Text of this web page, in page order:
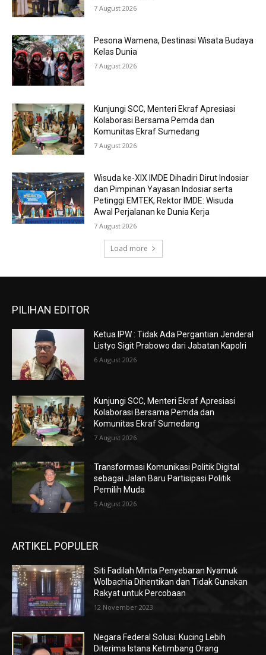
7 August 2026
Pesona Wamena, Destinasi Wisata Budaya
Kelas Dunia
7 August 2026
Kunjungi SCC, Menteri Ekraf Apresiasi
Kolaborasi Bersama Pemda dan
Komunitas Ekraf Sumedang
7 August 2026
Wisuda ke-XIX IMDE Dihadiri Dirut Indosiar
dan Pimpinan Yayasan Indosiar serta
Petinggi EMTEK, Rektor IMDE: Wisuda
Awal Perjalanan ke Dunia Kerja
7 August 2026
Load more
PILIHAN EDITOR
Ketua IPW : Tidak Ada Pergantian Jenderal
Listyo Sigit Prabowo dari Jabatan Kapolri
6 August 2026
Kunjungi SCC, Menteri Ekraf Apresiasi
Kolaborasi Bersama Pemda dan
Komunitas Ekraf Sumedang
7 August 2026
Transformasi Komunikasi Politik Digital
sebagai Jalan Baru Partisipasi Politik
Pemilih Muda
5 August 2026
ARTIKEL POPULER
Siti Fadilah Minta Penyebaran Nyamuk
Wolbachia Dihentikan dan Tidak Gunakan
Rakyat untuk Percobaan
12 November 2023
Negara Federal Solusi: Kucing Lebih
Diterima Istana Ketimbang Orang